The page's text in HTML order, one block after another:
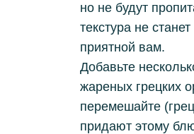
но не будут
текстура не
приятной вам.
Добавьте
жареных грецких
перемешайте
придают этому